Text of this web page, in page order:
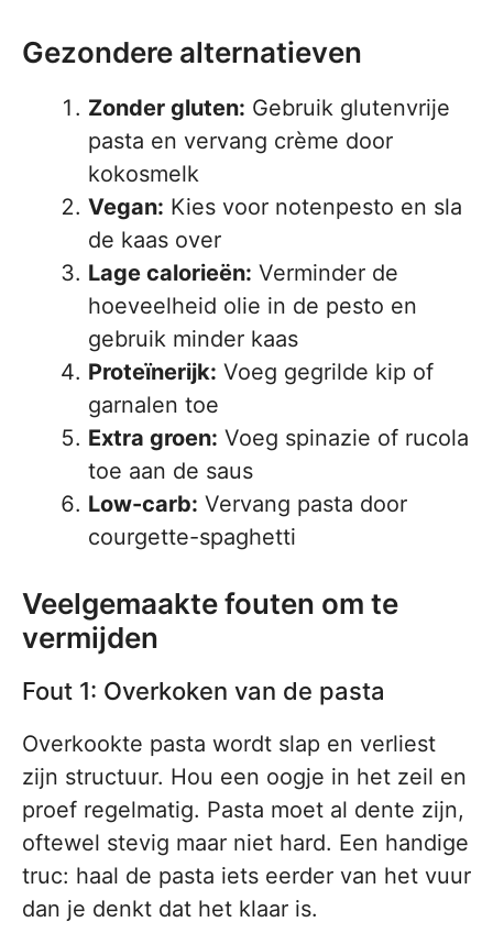
Gezondere alternatieven
Zonder gluten: Gebruik glutenvrije
pasta en vervang crème door
kokosmelk
Vegan: Kies voor notenpesto en sla
de kaas over
Lage calorieën: Verminder de
hoeveelheid olie in de pesto en
gebruik minder kaas
Proteïnerijk: Voeg gegrilde kip of
garnalen toe
Extra groen: Voeg spinazie of rucola
toe aan de saus
Low-carb: Vervang pasta door
courgette-spaghetti
Veelgemaakte fouten om te
vermijden
Fout 1: Overkoken van de pasta
Overkookte pasta wordt slap en verliest
zijn structuur. Hou een oogje in het zeil en
proef regelmatig. Pasta moet al dente zijn,
oftewel stevig maar niet hard. Een handige
truc: haal de pasta iets eerder van het vuur
dan je denkt dat het klaar is.